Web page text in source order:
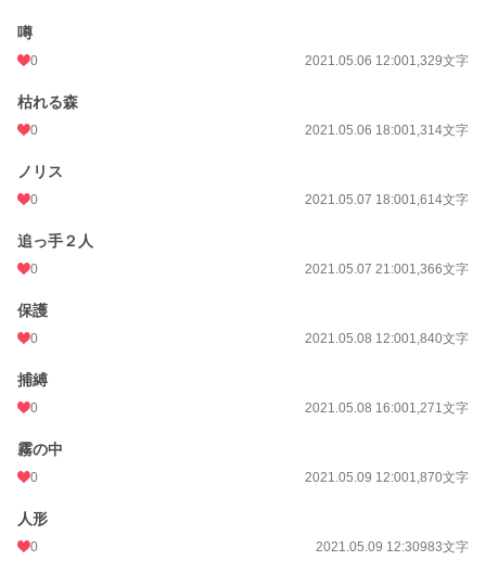
噂
0 2021.05.06 12:001,329文字
枯れる森
0 2021.05.06 18:001,314文字
ノリス
0 2021.05.07 18:001,614文字
追っ手２人
0 2021.05.07 21:001,366文字
保護
0 2021.05.08 12:001,840文字
捕縛
0 2021.05.08 16:001,271文字
霧の中
0 2021.05.09 12:001,870文字
人形
0 2021.05.09 12:30983文字